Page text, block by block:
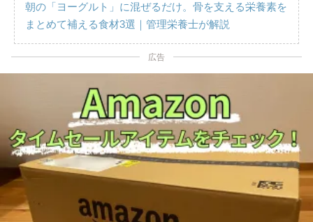
朝の「ヨーグルト」に混ぜるだけ。骨を支える栄養素を
まとめて補える食材3選｜管理栄養士が解説
広告